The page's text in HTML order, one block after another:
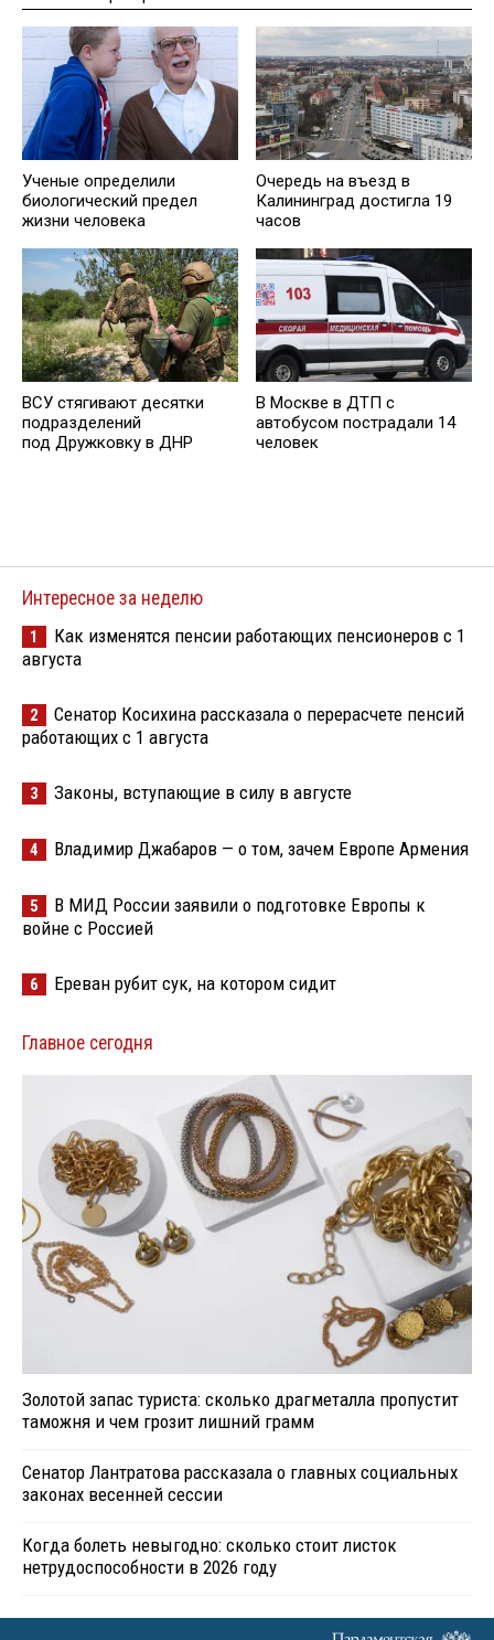
Ученые определили
биологический предел
жизни человека
Очередь на въезд в
Калининград достигла 19
часов
ВСУ стягивают десятки
подразделений
под Дружковку в ДНР
В Москве в ДТП с
автобусом пострадали 14
человек
Интересное за неделю
1
Как изменятся пенсии работающих пенсионеров с 1
августа
2
Сенатор Косихина рассказала о перерасчете пенсий
работающих с 1 августа
3 Законы, вступающие в силу в августе
4 Владимир Джабаров — о том, зачем Европе Армения
5
В МИД России заявили о подготовке Европы к
войне с Россией
6 Ереван рубит сук, на котором сидит
Главное сегодня
Золотой запас туриста: сколько драгметалла пропустит
таможня и чем грозит лишний грамм
Сенатор Лантратова рассказала о главных социальных
законах весенней сессии
Когда болеть невыгодно: сколько стоит листок
нетрудоспособности в 2026 году